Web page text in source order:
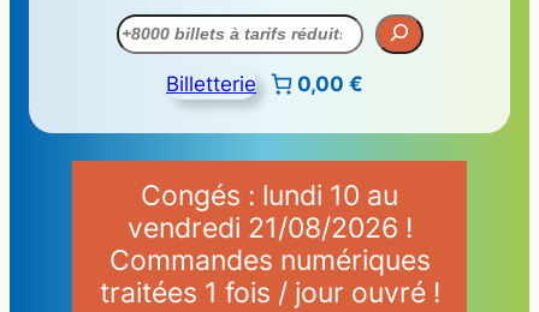
Recherche
Billetterie 0,00 €
Congés : lundi 10 au
vendredi 21/08/2026 !
Commandes numériques
traitées 1 fois / jour ouvré !